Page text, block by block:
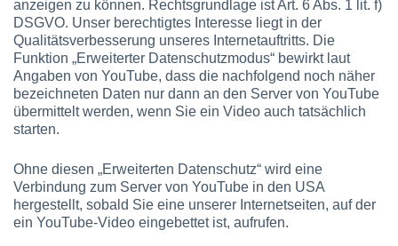
anzeigen zu können. Rechtsgrundlage ist Art. 6 Abs. 1 lit. f)
DSGVO. Unser berechtigtes Interesse liegt in der
Qualitätsverbesserung unseres Internetauftritts. Die
Funktion „Erweiterter Datenschutzmodus“ bewirkt laut
Angaben von YouTube, dass die nachfolgend noch näher
bezeichneten Daten nur dann an den Server von YouTube
übermittelt werden, wenn Sie ein Video auch tatsächlich
starten.
Ohne diesen „Erweiterten Datenschutz“ wird eine
Verbindung zum Server von YouTube in den USA
hergestellt, sobald Sie eine unserer Internetseiten, auf der
ein YouTube-Video eingebettet ist, aufrufen.